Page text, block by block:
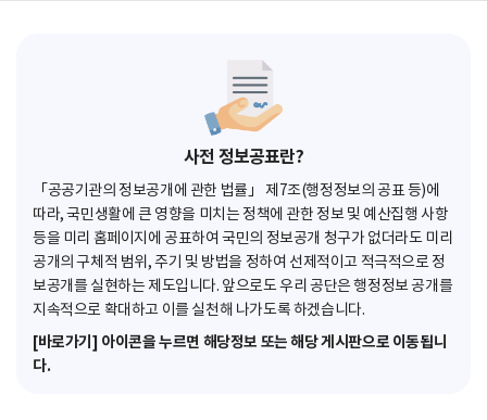
사전 정보공표란?
「공공기관의 정보공개에 관한 법률」 제7조(행정정보의 공표 등)에
따라, 국민생활에 큰 영향을 미치는 정책에 관한 정보 및 예산집행 사항
등을 미리 홈페이지에 공표하여 국민의 정보공개 청구가 없더라도 미리
공개의 구체적 범위, 주기 및 방법을 정하여 선제적이고 적극적으로 정
보공개를 실현하는 제도입니다. 앞으로도 우리 공단은 행정정보 공개를
지속적으로 확대하고 이를 실천해 나가도록 하겠습니다.
[바로가기] 아이콘을 누르면 해당정보 또는 해당 게시판으로 이동됩니
다.